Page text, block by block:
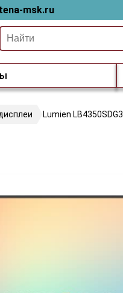
msk.ru
Lumien LB4350SDG3